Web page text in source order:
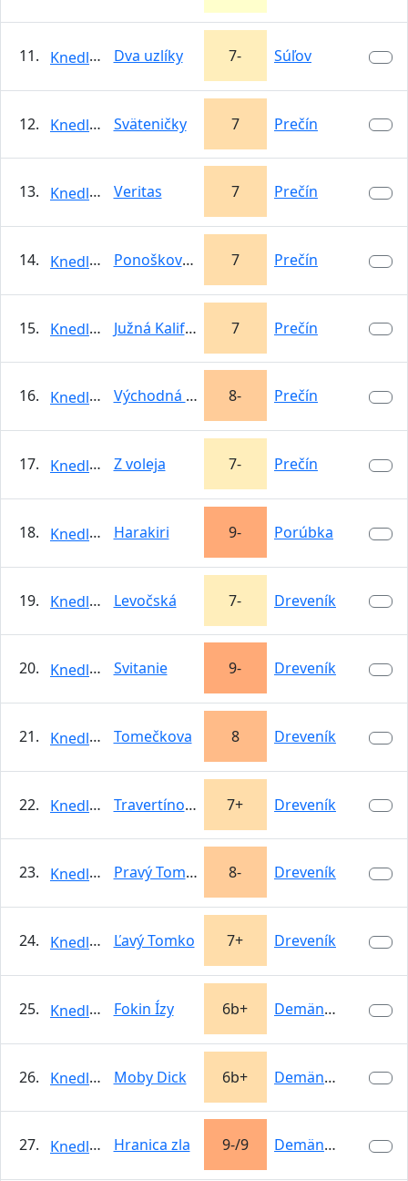
11. KnedloVepro Dva uzlíky 7- Súľov
12. KnedloVepro Sväteničky 7 Prečín
13. KnedloVepro Veritas 7 Prečín
14. KnedloVepro Ponoškový démon 7 Prečín
15. KnedloVepro Južná Kalifornia 7 Prečín
16. KnedloVepro Východná Frankenjura 8- Prečín
17. KnedloVepro Z voleja 7- Prečín
18. KnedloVepro Harakiri 9- Porúbka
19. KnedloVepro Levočská 7- Dreveník
20. KnedloVepro Svitanie 9- Dreveník
21. KnedloVepro Tomečkova 8 Dreveník
22. KnedloVepro Travertínové bjú 7+ Dreveník
23. KnedloVepro Pravý Tomko 8- Dreveník
24. KnedloVepro Ľavý Tomko 7+ Dreveník
25. KnedloVepro Fokin Ízy 6b+ Demänovská…
26. KnedloVepro Moby Dick 6b+ Demänovská…
27. KnedloVepro Hranica zla 9-/9 Demänovská…